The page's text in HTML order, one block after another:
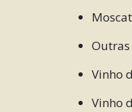
Outras
Vinho
Vinho